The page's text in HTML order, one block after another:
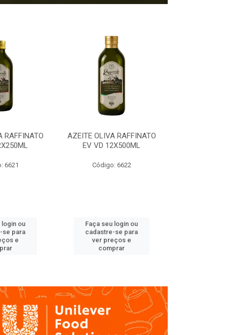
RAFFINATO
6621
login ou
se para
e
AZEITE OLIVA RAFFINATO
EV VD 12X500ML
Código: 6622
Faça seu login ou
cadastre-se para
ver preços e
comprar